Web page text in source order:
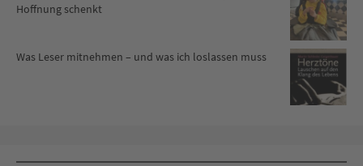
Hoffnung schenkt
Was Leser mitnehmen – und was ich loslassen muss